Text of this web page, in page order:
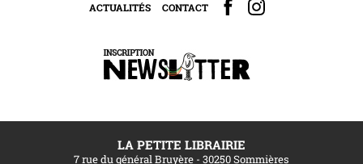
ACTUALITÉS CONTACT
LA PETITE LIBRAIRIE
7 rue du général Bruyère - 30250 Sommières